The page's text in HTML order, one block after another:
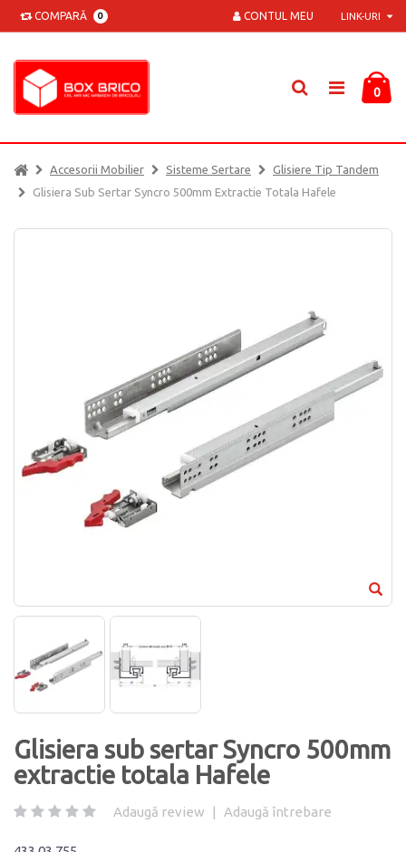
COMPARĂ 0 LINK-URI
CONTUL MEU
0
Accesorii Mobilier Sisteme Sertare
Glisiere Tip Tandem
Glisiera Sub Sertar Syncro 500mm Extractie Totala Hafele
Glisiera sub sertar Syncro 500mm
extractie totala Hafele
Adaugă review | Adaugă întrebare